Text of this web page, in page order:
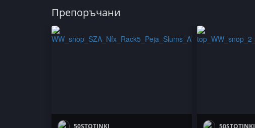
Препоръчани
50STOTINKI 50STOTINKI